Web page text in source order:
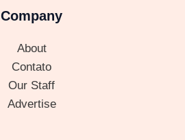
Company
About
Contato
Our Staff
Advertise